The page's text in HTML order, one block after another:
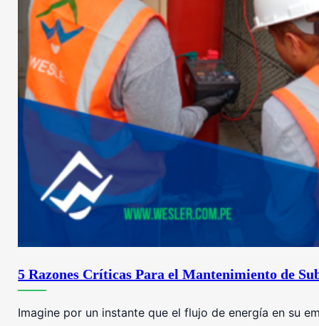
5 Razones Críticas Para el Mantenimiento de
Imagine por un instante que el flujo de energía en su